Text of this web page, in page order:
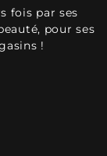
fois par ses
pour ses
!